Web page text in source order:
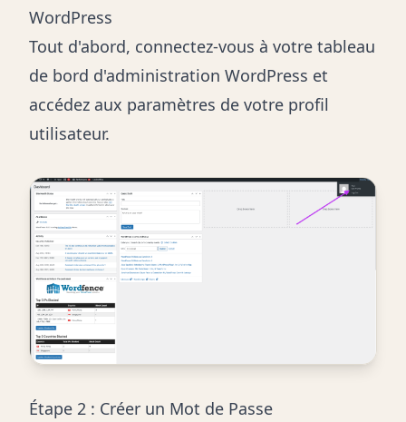
WordPress
Tout d'abord, connectez-vous à votre tableau
de bord d'administration WordPress et
accédez aux paramètres de votre profil
utilisateur.
Étape 2 : Créer un Mot de Passe